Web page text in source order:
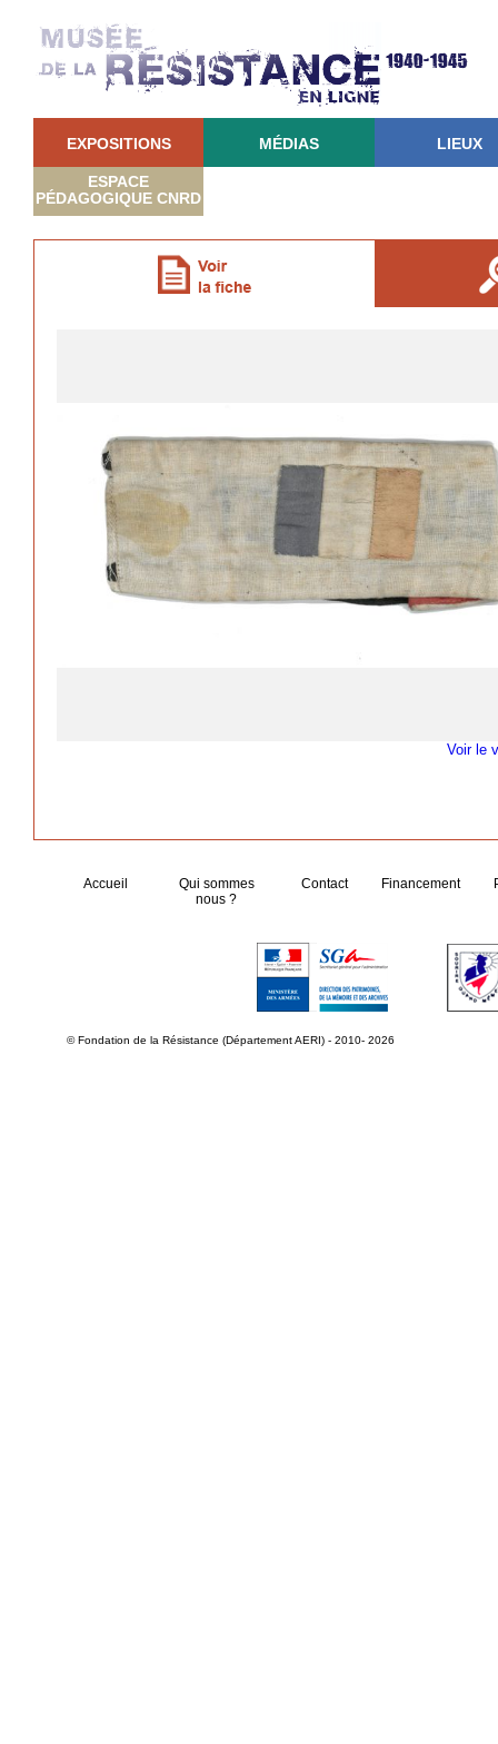
EXPOSITIONS MÉDIAS LIEUX
ESPACE
PÉDAGOGIQUE CNRD
Voir le
Accueil
Qui sommes
nous ?
Contact Financement
© Fondation de la Résistance (Département AERI) - 2010- 2026